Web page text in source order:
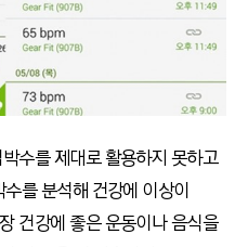
수를 제대로 활용하지 못하고
를 분석해 건강에 이상이
건강에 좋은 운동이나 음식을